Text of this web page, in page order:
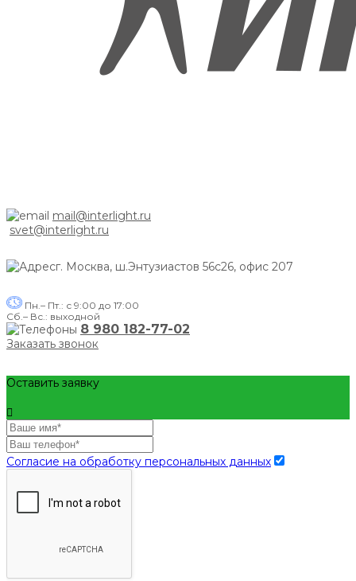
mail@interlight.ru
svet@interlight.ru
г. Москва, ш.Энтузиастов 56с26, офис 207
Пн.– Пт.: с 9:00 до 17:00
Сб.– Вс.: выходной
8 980 182-77-02
Заказать звонок
Оставить заявку
Согласие на обработку персональных данных